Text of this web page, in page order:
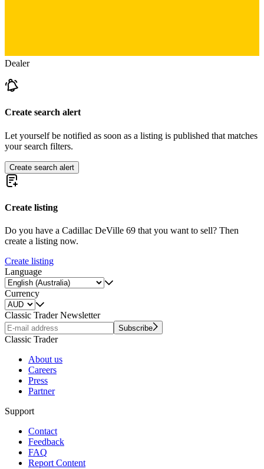
Dealer
Create search alert
Let yourself be notified as soon as a listing is published that matches
your search filters.
Create search alert
Create listing
Do you have a Cadillac DeVille 69 that you want to sell? Then
create a listing now.
Create listing
Language
Currency
Classic Trader Newsletter
Subscribe
Classic Trader
About us
Careers
Press
Partner
Support
Contact
Feedback
FAQ
Report Content